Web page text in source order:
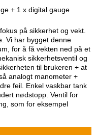
+ 1 x digital gauge
på sikkerhet og vekt.
Vi har bygget denne
for å få vekten ned på et
sikkerhetsventil og
til brukeren + at
analogt manometer +
feil. Enkel vaskbar tank
nødstopp. Ventil for
som for eksempel